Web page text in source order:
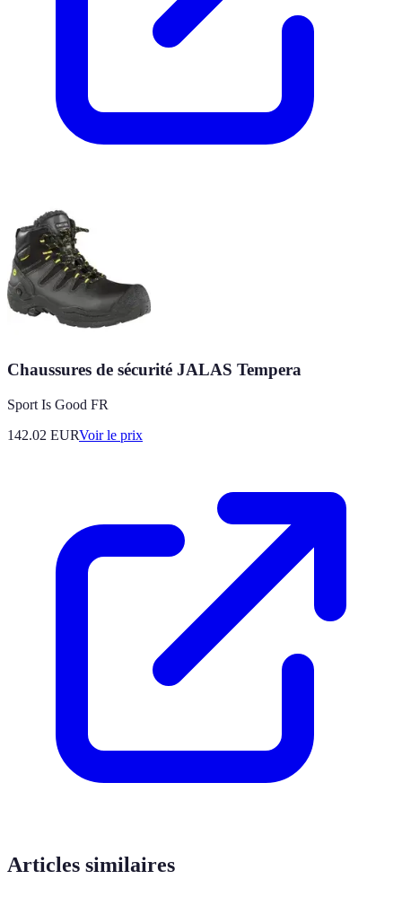
Chaussures de sécurité JALAS Tempera
Sport Is Good FR
142.02 EURVoir le prix
Articles similaires